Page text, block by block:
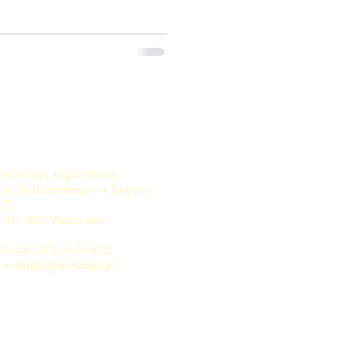
Astanga Yoga Studio
ul. Gałczyńskiego 4 (piętro
7)
00-362 Warszawa
(+48) 509 441 628
astanga@astanga.pl